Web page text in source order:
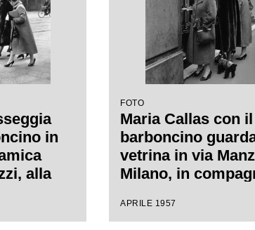
in
alla
FOTO
Maria Callas con
barboncino
vetrina in via
Milano, in
APRILE 1957